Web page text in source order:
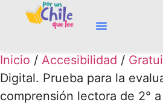
Inicio / Accesibilidad /
Digital. Prueba para la
comprensión lectora de 2°